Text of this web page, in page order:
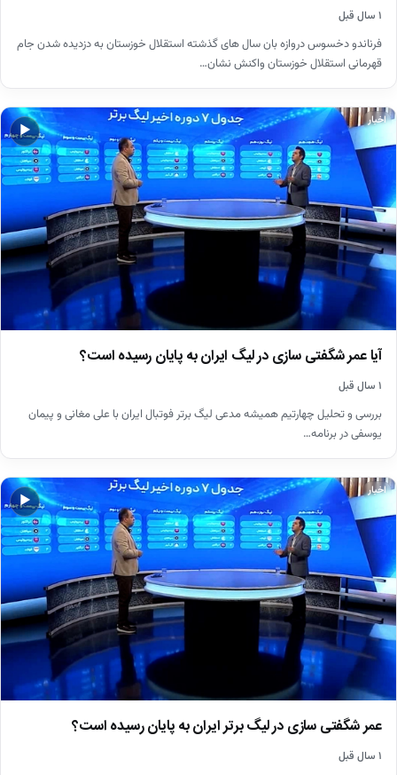
۱ سال قبل
فرناندو دخسوس دروازه بان سال های گذشته استقلال خوزستان به دزدیده شدن جام
قهرمانی استقلال خوزستان واکنش نشان…
▶
اخبار
آیا عمر شگفتی سازی در لیگ ایران به پایان رسیده است؟
۱ سال قبل
بررسی و تحلیل چهارتیم همیشه مدعی لیگ برتر فوتبال ایران با علی مغانی و پیمان
یوسفی در برنامه…
▶
اخبار
عمر شگفتی سازی در لیگ برتر ایران به پایان رسیده است؟
۱ سال قبل